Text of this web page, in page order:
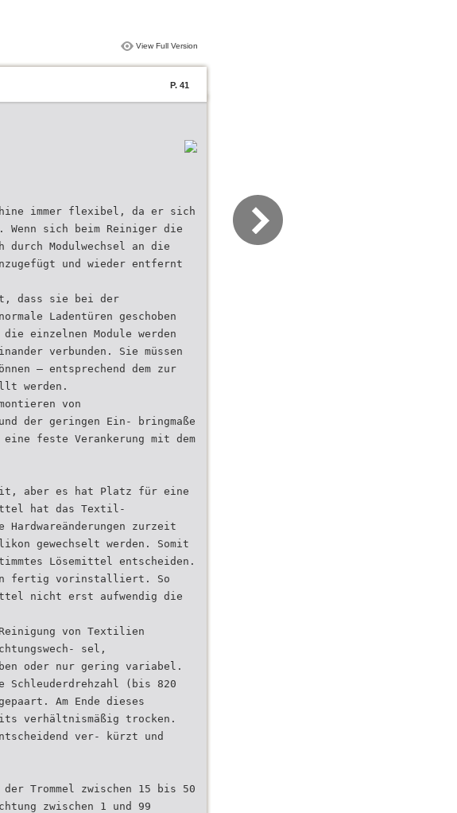
View Full Version
P. 41
immer flexibel, da er sich
sich beim Reiniger die
durch Modulwechsel an die
und wieder entfernt
dass sie bei der
Ladentüren geschoben
einzelnen Module werden
verbunden. Sie müssen
– entsprechend dem zur
werden.
von
der geringen Ein- bringmaße
feste Verankerung mit dem
aber es hat Platz für eine
hat das Textil-
Hardwareänderungen zurzeit
gewechselt werden. Somit
Lösemittel entscheiden.
fertig vorinstalliert. So
nicht erst aufwendig die
von Textilien
sel,
oder nur gering variabel.
Schleuderdrehzahl (bis 820
Am Ende dieses
verhältnismäßig trocken.
ver- kürzt und
Trommel zwischen 15 bis 50
zwischen 1 und 99